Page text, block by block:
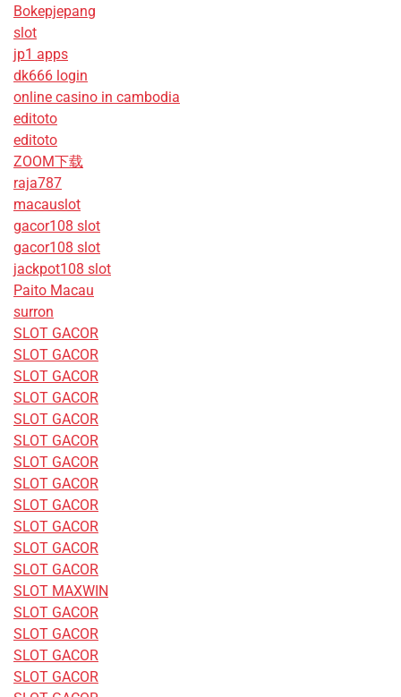
Bokepjepang
slot
jp1 apps
dk666 login
online casino in cambodia
editoto
editoto
ZOOM下载
raja787
macauslot
gacor108 slot
gacor108 slot
jackpot108 slot
Paito Macau
surron
SLOT GACOR
SLOT GACOR
SLOT GACOR
SLOT GACOR
SLOT GACOR
SLOT GACOR
SLOT GACOR
SLOT GACOR
SLOT GACOR
SLOT GACOR
SLOT GACOR
SLOT GACOR
SLOT MAXWIN
SLOT GACOR
SLOT GACOR
SLOT GACOR
SLOT GACOR